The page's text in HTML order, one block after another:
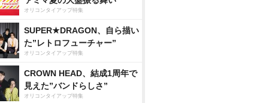
オリコンタイアップ特集
SUPER★DRAGON、自ら描い
た”レトロフューチャー”
オリコンタイアップ特集
CROWN HEAD、結成1周年で
見えた”バンドらしさ”
オリコンタイアップ特集